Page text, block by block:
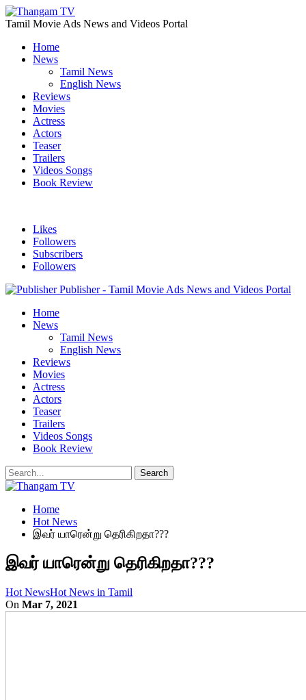
Tamil Movie Ads News and Videos Portal
Home
News
Tamil News
English News
Reviews
Movies
Actress
Actors
Teaser
Trailers
Videos Songs
Book Review
Likes
Followers
Subscribers
Followers
Publisher - Tamil Movie Ads News and Videos Portal
Home
News
Tamil News
English News
Reviews
Movies
Actress
Actors
Teaser
Trailers
Videos Songs
Book Review
Home
Hot News
இவர் யாரென்று தெரிகிறதா???
இவர் யாரென்று தெரிகிறதா???
Hot NewsHot News in Tamil
On Mar 7, 2021